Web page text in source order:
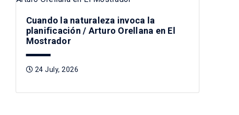
Cuando la naturaleza invoca la
planificación / Arturo Orellana en El
Mostrador
24 July, 2026